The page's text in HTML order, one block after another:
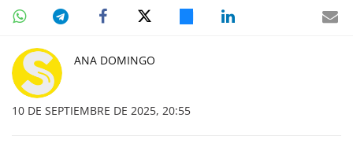
ANA DOMINGO
10 DE SEPTIEMBRE DE 2025, 20:55